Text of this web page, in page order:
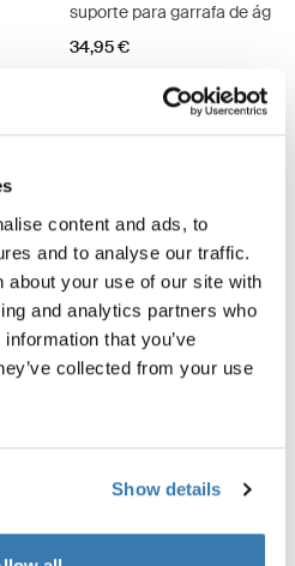
content and ads, to
and to analyse our traffic.
about your use of our site with
and analytics partners who
that you’ve
collected from your use
Show details
suporte para garrafa de
34,95 €